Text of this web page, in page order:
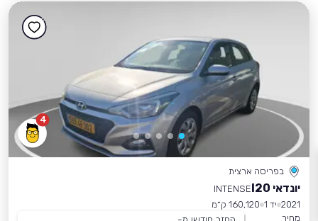
4
בפריסה ארצית
יונדאי I20
INTENSE
2021 יד 1
160,120 ק״מ
מחיר